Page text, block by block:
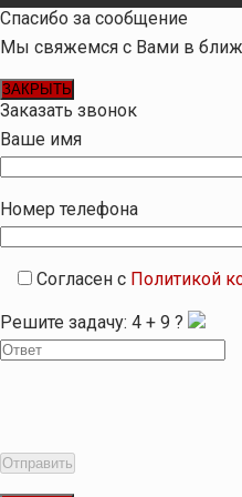
Спасибо за сообщение
Мы свяжемся с Вами в
ЗАКРЫТЬ
Заказать звонок
Ваше имя
Номер телефона
Согласен с Политикой
Решите задачу: 4 + 9 ?